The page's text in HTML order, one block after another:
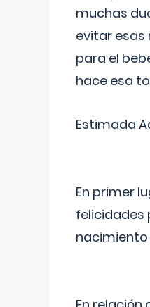
muchas
evitar
para el
hace esa
Estimada
En primer
felicidades
nacimiento